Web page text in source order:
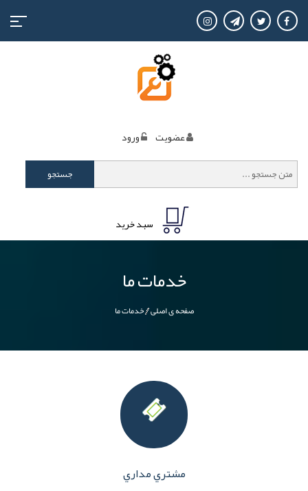
منوی
کاربری
ورود عضويت
جستجو
سبد خرید
خدمات ما
صفحه ی اصلی خدمات ما
مشتري مداري